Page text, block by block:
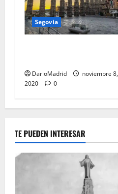
Segovia
DarioMadrid
noviembre 8,
2020
0
TE PUEDEN INTERESAR